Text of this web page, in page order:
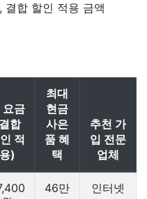
합 할인 적용 금액
요금
합
적
용)
최대
현금
사은
품 혜
택
추천 가
입 전문
업체
46만
인터넷